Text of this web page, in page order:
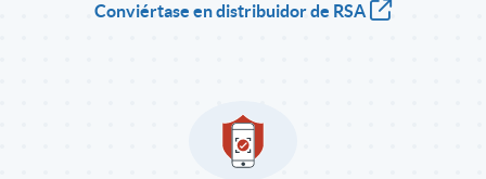
Conviértase en distribuidor de RSA